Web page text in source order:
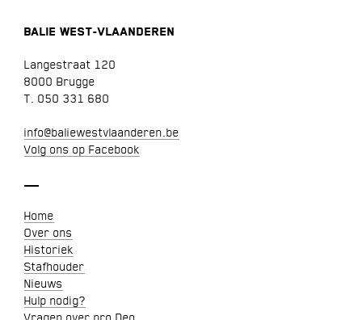
BALIE WEST-VLAANDEREN
Langestraat 120
8000 Brugge
T. 050 331 680
info@baliewestvlaanderen.be
Volg ons op Facebook
Home
Over ons
Historiek
Stafhouder
Nieuws
Hulp nodig?
Vragen over pro Deo